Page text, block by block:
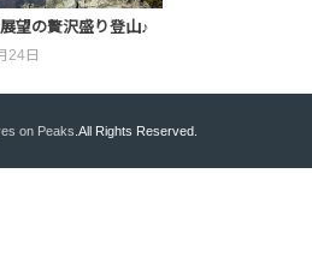
望の贅沢盛り登山♪
24日
on Peaks .All Rights Reserved.